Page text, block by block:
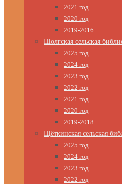
2021 год
2020 год
2019-2016
Шолгская сельская
2025 год
2024 год
2023 год
2022 год
2021 год
2020 год
2019-2018
Щёткинская сельская
2025 год
2024 год
2023 год
2022 год